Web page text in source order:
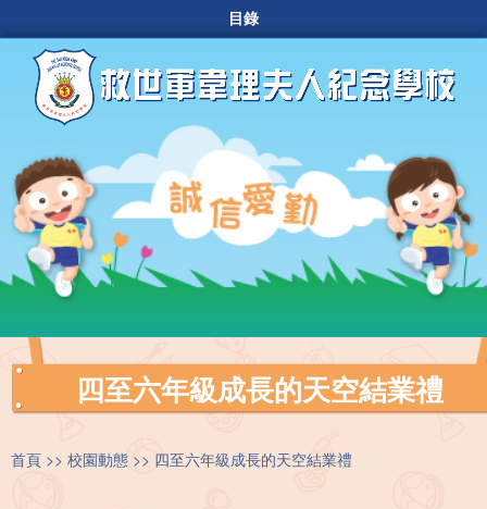
目錄
四至六年級成長的天空結業禮
首頁 校園動態 四至六年級成長的天空結業禮